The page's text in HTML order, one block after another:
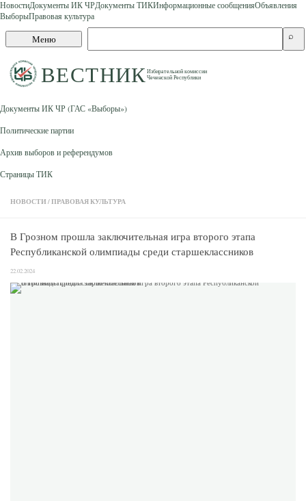
Skip to content
НовостиДокументы ИК ЧРДокументы ТИКИнформационные сообщенияОбъявления
ВыборыПравовая культура
Меню
ВЕСТНИКИзбирательной комиссии
Чеченской Республики
сайту
⌕
Документы ИК ЧР (ГАС «Выборы»)
Политические партии
Архив выборов и референдумов
Страницы ТИК
НОВОСТИ /ПРАВОВАЯ КУЛЬТУРА
В Грозном прошла заключительная игра второго этапа
Республиканской олимпиады среди старшеклассников
22.02.2024